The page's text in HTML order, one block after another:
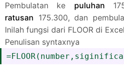
Pembulatan ke puluhan
ratusan 175.300, dan
Inilah fungsi dari FLOOR di
Penulisan syntaxnya